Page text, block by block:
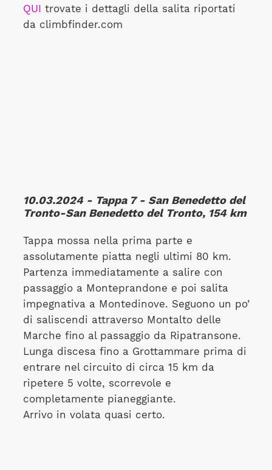
QUI
trovate i dettagli della salita riportati
da climbfinder.com
10.03.2024 - Tappa 7 - San Benedetto del
Tronto-San Benedetto del Tronto, 154 km
Tappa mossa nella prima parte e
assolutamente piatta negli ultimi 80 km.
Partenza immediatamente a salire con
passaggio a Monteprandone e poi salita
impegnativa a Montedinove. Seguono un po’
di saliscendi attraverso Montalto delle
Marche fino al passaggio da Ripatransone.
Lunga discesa fino a Grottammare prima di
entrare nel circuito di circa 15 km da
ripetere 5 volte, scorrevole e
completamente pianeggiante.
Arrivo in volata quasi certo.